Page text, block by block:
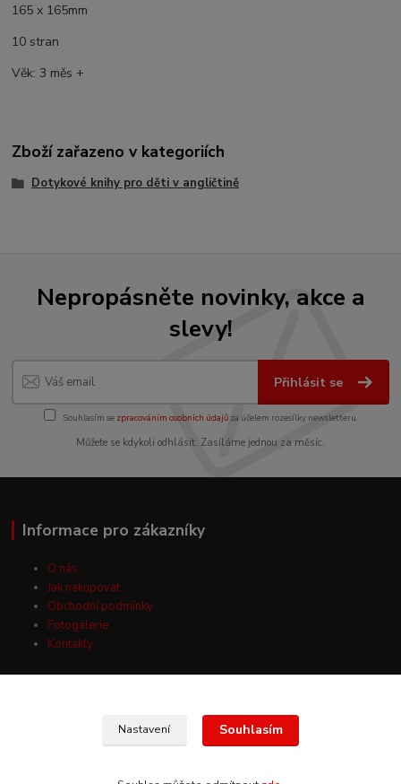
165 x 165mm
10 stran
Věk: 3 měs +
Zboží zařazeno v kategoriích
Dotykové knihy pro děti v angličtině
Nepropásněte novinky, akce a
slevy!
Přihlásit se
Souhlasím se zpracováním osobních údajůza účelem rozesílky newsletteru.
Můžete se kdykoli odhlásit. Zasíláme jednou za měsíc.
Informace pro zákazníky
O nás
Jak nakupovat
Obchodní podmínky
Fotogalerie
Kontakty
Nastavení Souhlasím